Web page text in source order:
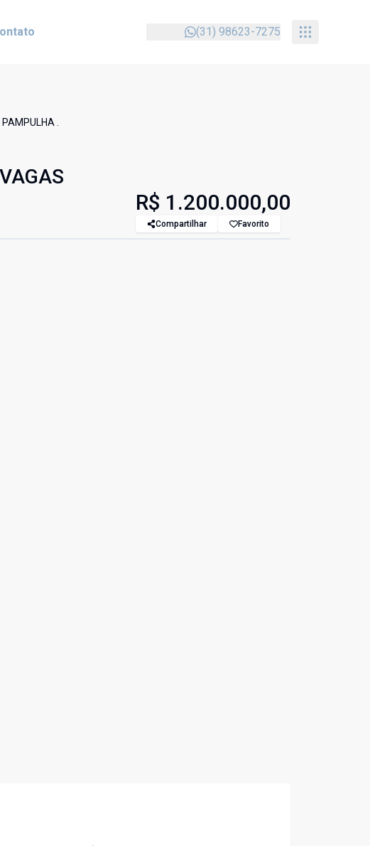
(31) 98623-7275
.
R$ 1.200.000,00
Compartilhar Favorito